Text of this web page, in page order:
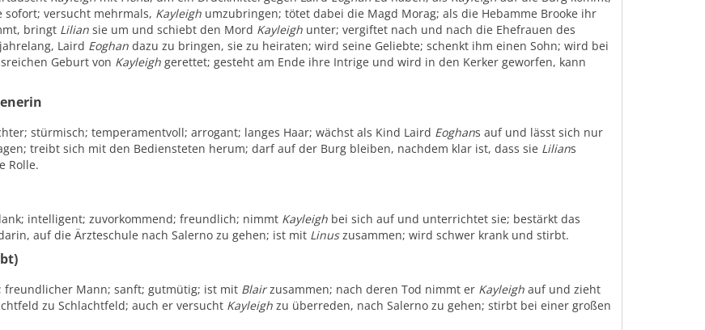
sofort; versucht mehrmals, Kayleighumzubringen; tötet dabei die Magd Morag; als die Hebamme Brooke ihr
bringt Liliansie um und schiebt den Mord Kayleighunter; vergiftet nach und nach die Ehefrauen des
Laird Eoghandazu zu bringen, sie zu heiraten; wird seine Geliebte; schenkt ihm einen Sohn; wird bei
Geburt von Kayleighgerettet; gesteht am Ende ihre Intrige und wird in den Kerker geworfen, kann
stürmisch; temperamentvoll; arrogant; langes Haar; wächst als Kind Laird Eoghans auf und lässt sich nur
treibt sich mit den Bediensteten herum; darf auf der Burg bleiben, nachdem klar ist, dass sie Lilians
Rolle.
intelligent; zuvorkommend; freundlich; nimmt Kayleighbei sich auf und unterrichtet sie; bestärkt das
auf die Ärzteschule nach Salerno zu gehen; ist mit Linuszusammen; wird schwer krank und stirbt.
freundlicher Mann; sanft; gutmütig; ist mit Blairzusammen; nach deren Tod nimmt er Kayleighauf und zieht
zu Schlachtfeld; auch er versucht Kayleighzu überreden, nach Salerno zu gehen; stirbt bei einer großen